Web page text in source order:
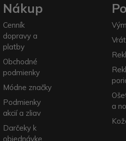
Nákup
Cenník
dopravy a
platby
Obchodné
podmienky
Módne značky
Podmienky
akcií a zliav
Darčeky k
objednávke
a